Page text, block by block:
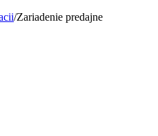
/Zariadenie predajne